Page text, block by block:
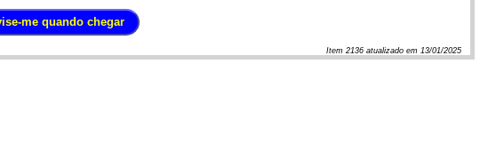
Item2136 atualizado em 13/01/2025